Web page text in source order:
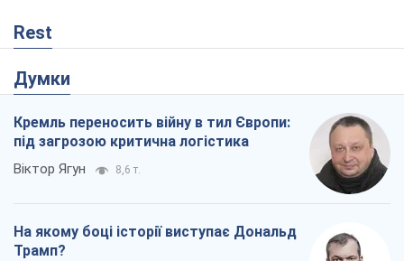
Rest
Думки
Кремль переносить війну в тил Європи:
під загрозою критична логістика
Віктор Ягун 8,6 т.
На якому боці історії виступає Дональд
Трамп?